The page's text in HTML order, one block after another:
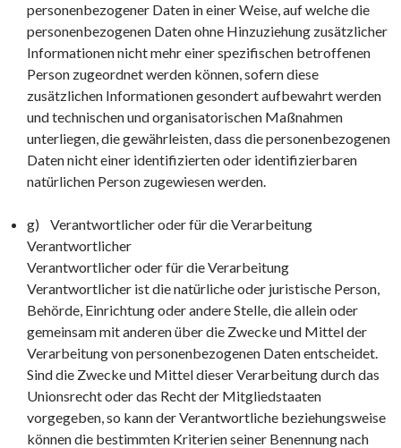
personenbezogener Daten in einer Weise, auf welche die
personenbezogenen Daten ohne Hinzuziehung zusätzlicher
Informationen nicht mehr einer spezifischen betroffenen
Person zugeordnet werden können, sofern diese
zusätzlichen Informationen gesondert aufbewahrt werden
und technischen und organisatorischen Maßnahmen
unterliegen, die gewährleisten, dass die personenbezogenen
Daten nicht einer identifizierten oder identifizierbaren
natürlichen Person zugewiesen werden.
g) Verantwortlicher oder für die Verarbeitung
Verantwortlicher
Verantwortlicher oder für die Verarbeitung
Verantwortlicher ist die natürliche oder juristische Person,
Behörde, Einrichtung oder andere Stelle, die allein oder
gemeinsam mit anderen über die Zwecke und Mittel der
Verarbeitung von personenbezogenen Daten entscheidet.
Sind die Zwecke und Mittel dieser Verarbeitung durch das
Unionsrecht oder das Recht der Mitgliedstaaten
vorgegeben, so kann der Verantwortliche beziehungsweise
können die bestimmten Kriterien seiner Benennung nach